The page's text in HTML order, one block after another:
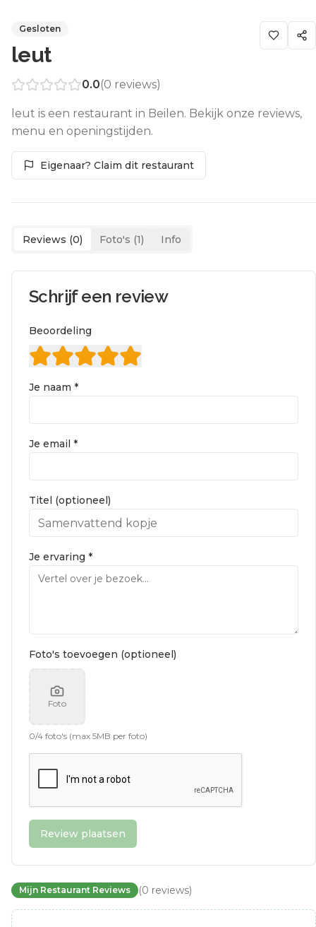
Gesloten
leut
0.0(0 reviews)
leut is een restaurant in Beilen. Bekijk onze reviews,
menu en openingstijden.
Eigenaar? Claim dit restaurant
Reviews (0) Foto's (1) Info
Schrijf een review
Beoordeling
Je naam *
Je email *
Titel (optioneel)
Je ervaring *
Foto's toevoegen (optioneel)
Foto
0/4 foto's (max 5MB per foto)
Review plaatsen
Mijn Restaurant Reviews (0 reviews)